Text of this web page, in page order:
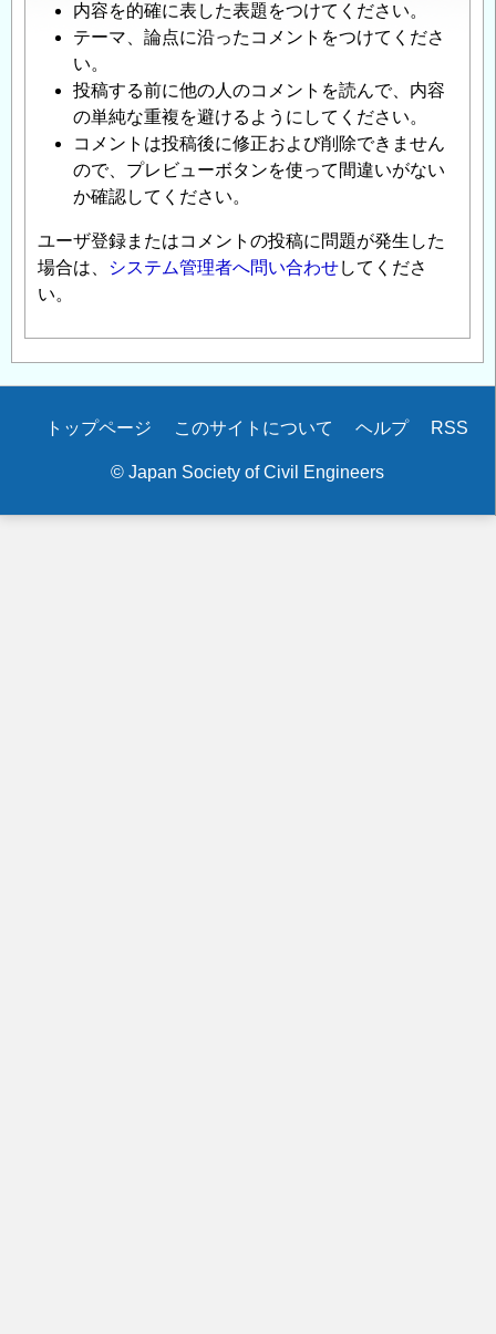
内容を的確に表した表題をつけてください。
テーマ、論点に沿ったコメントをつけてくださ
い。
投稿する前に他の人のコメントを読んで、内容
の単純な重複を避けるようにしてください。
コメントは投稿後に修正および削除できません
ので、プレビューボタンを使って間違いがない
か確認してください。
ユーザ登録またはコメントの投稿に問題が発生した
場合は、
システム管理者へ問い合わせしてくださ
い。
Secondary
トップページ このサイトについて ヘルプ RSS
© Japan Society of Civil Engineers